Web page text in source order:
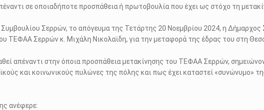
σε οποιαδήποτε προσπάθεια ή πρωτοβουλία που έχει ως στόχο τη
Συμβουλίου Σερρών, το απόγευμα της Τετάρτης 20 Νοεμβρίου 2024, η
ΤΕΦΑΑ Σερρών κ. Μιχάλη Νικολαϊδη, για την μεταφορά της έδρας του στη
απέναντι στην όποια προσπάθεια μετακίνησης του ΤΕΦΑΑ Σερρών,
και κοινωνικούς πυλώνες της πόλης και πως έχει καταστεί «συνώνυμο»
ανέφερε: